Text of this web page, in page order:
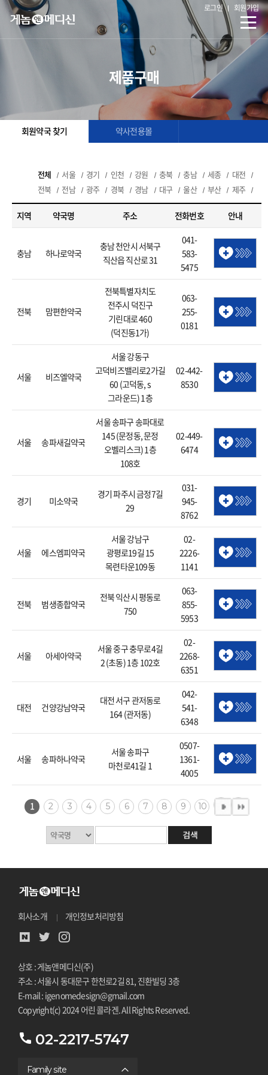
로그인 회원가입
제품구매
회원약국 찾기 약사전용몰
전체 서울 경기 인천 강원 충북 충남 세종
대전
전북
전남 광주 경북 경남 대구 울산 부산 제주
지역 약국명 주소 전화번호 안내
충남 하나로약국
충남 천안시 서북구
직산읍 직산로 31
041-
583-
5475
전북 맘편한약국
전북특별자치도
전주시 덕진구
기린대로 460
(덕진동1가)
063-
255-
0181
서울 비즈엘약국
서울 강동구
고덕비즈밸리로2가길
60 (고덕동, s
그라운드) 1층
02-442-
8530
서울 송파새길약국
서울 송파구 송파대로
145 (문정동, 문정
오벨리스크) 1층
108호
02-449-
6474
경기 미소약국
경기 파주시 금정7길
29
031-
945-
8762
서울 에스엠피약국
서울 강남구
광평로19길 15
목련타운109동
02-
2226-
1141
전북 범생종합약국
전북 익산시 평동로
750
063-
855-
5953
서울 아세아약국
서울 중구 충무로4길
2 (초동) 1층 102호
02-
2268-
6351
대전 건양강남약국
대전 서구 관저동로
164 (관저동)
042-
541-
6348
서울 송파하나약국
서울 송파구
마천로41길 1
0507-
1361-
4005
1 2 3 4 5 6 7 8 9 10
회사소개 개인정보처리방침
상호 : 게놈앤메디신(주)
주소 : 서울시 동대문구 한천로2길 81, 진환빌딩 3층
E-mail : igenomedesign@gmail.com
Copyright(c) 2024 어린 콜라겐. All Rights Reserved.
02-2217-5747
Family site